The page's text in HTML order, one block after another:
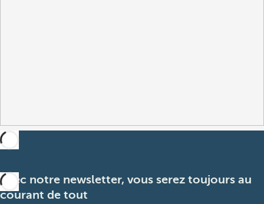
Avec notre newsletter, vous serez toujours au
courant de tout